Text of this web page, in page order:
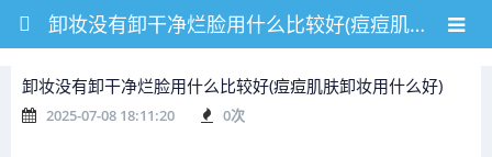
卸妆没有卸干净烂脸用什么比较好(痘痘肌肤卸妆用什么好)
卸妆没有卸干净烂脸用什么比较好(痘痘肌肤卸妆用什么好)
2025-07-08 18:11:20 0次